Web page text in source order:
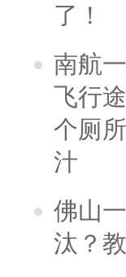
了！
南航
飞行
个厕
汁
佛山
汰？